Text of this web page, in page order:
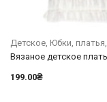
Детское Юбки,
Вязаное детское
199.00₴